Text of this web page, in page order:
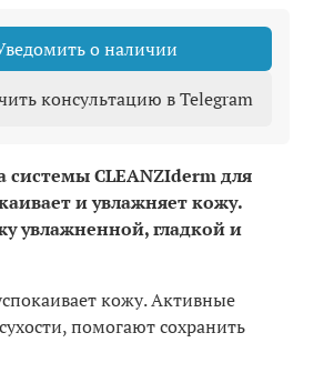
о наличии
консультацию в Telegram
CLEANZIderm для
и увлажняет кожу.
увлажненной, гладкой и
кожу. Активные
помогают сохранить